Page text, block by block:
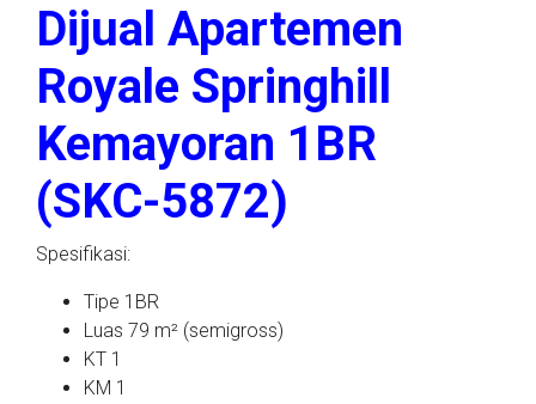
Dijual Apartemen
Royale Springhill
Kemayoran 1BR
(SKC-5872)
Spesifikasi:
Tipe 1BR
Luas 79 m² (semigross)
KT 1
KM 1